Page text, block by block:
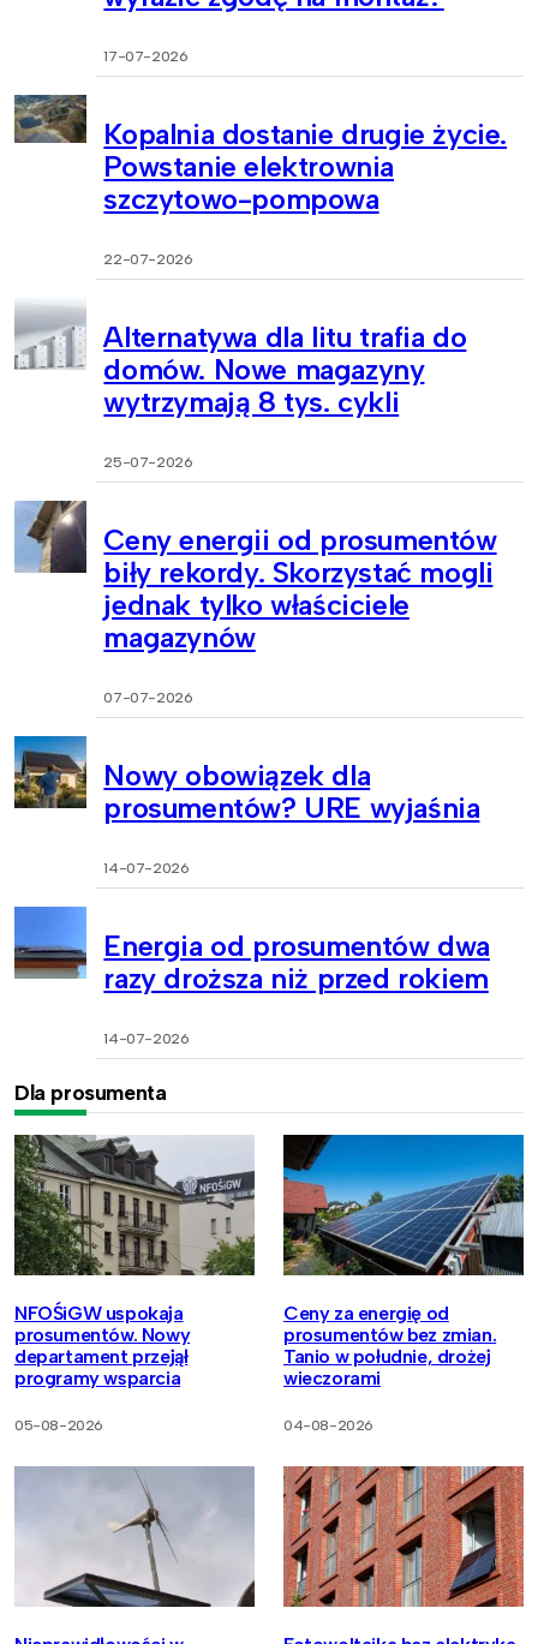
17-07-2026
Kopalnia dostanie drugie życie.
Powstanie elektrownia
szczytowo-pompowa
22-07-2026
Alternatywa dla litu trafia do
domów. Nowe magazyny
wytrzymają 8 tys. cykli
25-07-2026
Ceny energii od prosumentów
biły rekordy. Skorzystać mogli
jednak tylko właściciele
magazynów
07-07-2026
Nowy obowiązek dla
prosumentów? URE wyjaśnia
14-07-2026
Energia od prosumentów dwa
razy droższa niż przed rokiem
14-07-2026
Dla prosumenta
NFOŚiGW uspokaja
prosumentów. Nowy
departament przejął
programy wsparcia
05-08-2026
Ceny za energię od
prosumentów bez zmian.
Tanio w południe, drożej
wieczorami
04-08-2026